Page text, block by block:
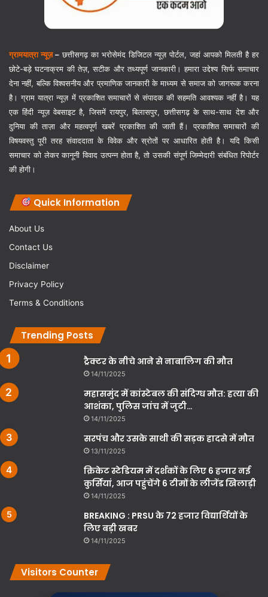
ग्रामयात्रा न्यूज़–छत्तीसगढ़ का भरोसेमंद डिजिटल न्यूज़ पोर्टल, जहां आपको मिलती है हर
छोटे-बड़े घटनाक्रम की तेज़, सटीक और तथ्यपूर्ण जानकारी। हमारा उद्देश्य सिर्फ समाचार
देना नहीं, बल्कि विश्वसनीय और प्रमाणिक जानकारी के माध्यम से समाज को जागरूक करना
है। ग्राम यात्रा न्यूज़ में प्रकाशित समाचारों से संपादक की सहमति आवश्यक नहीं है। यह
एक हिंदी न्यूज़ वेबसाइट है, जिसमें रायपुर, बिलासपुर, छत्तीसगढ़ के साथ-साथ देश और
दुनिया की ताज़ा और महत्वपूर्ण खबरें प्रकाशित की जाती हैं। प्रकाशित समाचारों की
विषयवस्तु पूरी तरह संवाददाता के विवेक और स्रोतों पर आधारित होती है। यदि किसी
समाचार को लेकर कानूनी विवाद उत्पन्न होता है, तो उसकी संपूर्ण जिम्मेदारी संबंधित रिपोर्टर
की होगी।
Quick Information
About Us
Contact Us
Disclaimer
Privacy Policy
Terms & Conditions
Trending Posts
ट्रैक्टर के नीचे आने से नाबालिग की मौत
14/11/2025
महासमुंद में कांस्टेबल की संदिग्ध मौत: हत्या की
आशंका, पुलिस जांच में जुटी…
14/11/2025
सरपंच और उसके साथी की सड़क हादसे में मौत
13/11/2025
क्रिकेट स्टेडियम में दर्शकों के लिए 6 हजार नई
कुर्सियां, आज पहुंचेंगे 6 टीमों के लीजेंड खिलाड़ी
14/11/2025
BREAKING : PRSU के 72 हजार विद्यार्थियों के
लिए बड़ी खबर
14/11/2025
Visitors Counter